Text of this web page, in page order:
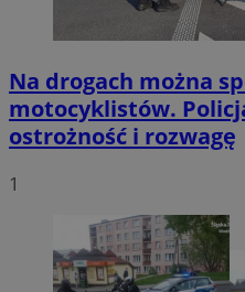
Na drogach można
motocyklistów.
ostrożność i rozwagę
1